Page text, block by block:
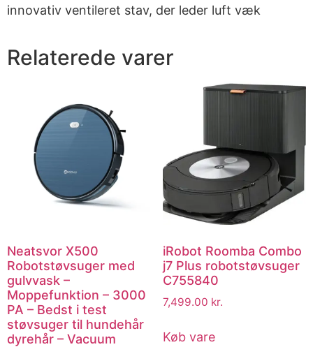
innovativ ventileret stav, der leder luft væk
Relaterede varer
Neatsvor X500
Robotstøvsuger med
gulvvask –
Moppefunktion – 3000
PA – Bedst i test
støvsuger til hundehår
dyrehår – Vacuum
iRobot Roomba Combo
j7 Plus robotstøvsuger
C755840
7,499.00 kr.
Køb vare